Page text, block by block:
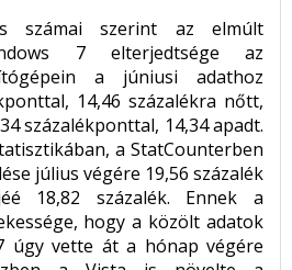
számai szerint az elmúlt
7 elterjedtsége az
a júniusi adathoz
14,46 százalékra nőtt,
százalékponttal, 14,34 apadt.
a StatCounterben
július végére 19,56 százalék
18,82 százalék. Ennek a
hogy a közölt adatok
úgy vette át a hónap végére